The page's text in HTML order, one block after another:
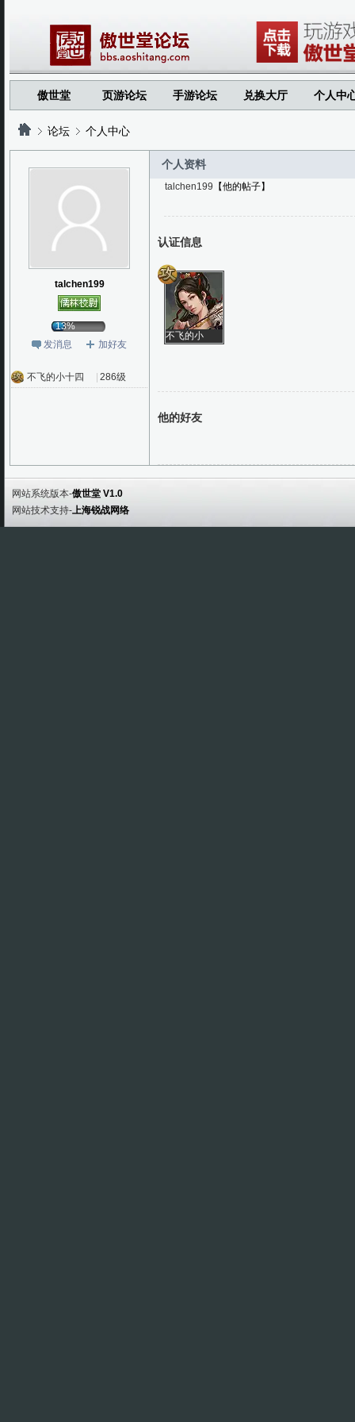
傲世堂 页游论坛 手游论坛 兑换大厅 个人中
论坛 个人中心
talchen199
13%
发消息
加好友
不飞的小十四 286级
个人资料
talchen199 【他的帖子】
认证信息
不飞的小
他的好友
网站系统版本-傲世堂 V1.0
网站技术支持-上海锐战网络